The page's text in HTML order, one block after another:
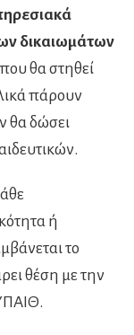
δικαιωμάτων
θα στηθεί
πάρουν
θα δώσει
ή
το
θέση με την